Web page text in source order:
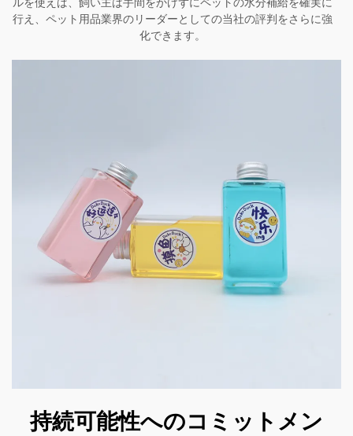
行え、ペット用品業界のリーダーとしての当社の評判をさらに強
化できます。
持続可能性へのコミットメン